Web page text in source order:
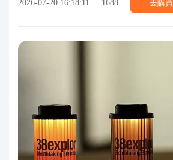
2026-07-20 16:18:11 1688 去購買